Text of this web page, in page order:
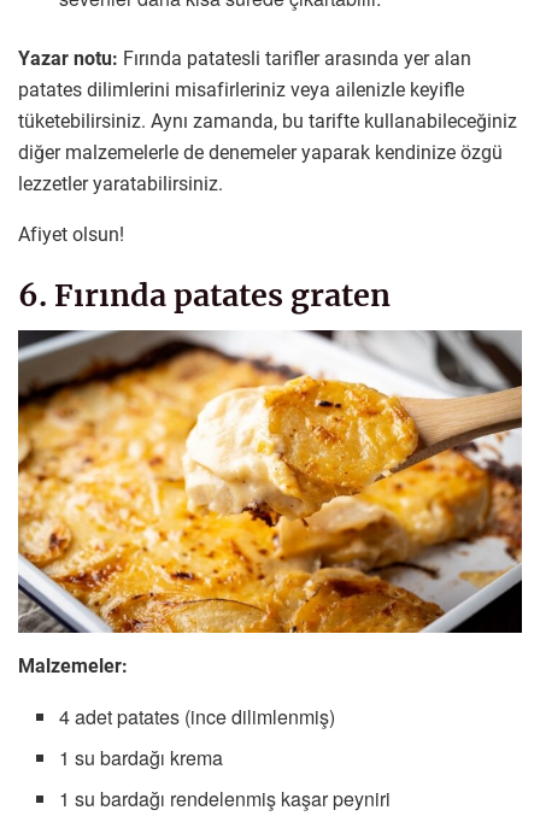
Yazar notu: Fırında patatesli tarifler arasında yer alan
patates dilimlerini misafirleriniz veya ailenizle keyifle
tüketebilirsiniz. Aynı zamanda, bu tarifte kullanabileceğiniz
diğer malzemelerle de denemeler yaparak kendinize özgü
lezzetler yaratabilirsiniz.
Afiyet olsun!
6. Fırında patates graten
Malzemeler:
4 adet patates (ince dilimlenmiş)
1 su bardağı krema
1 su bardağı rendelenmiş kaşar peyniri